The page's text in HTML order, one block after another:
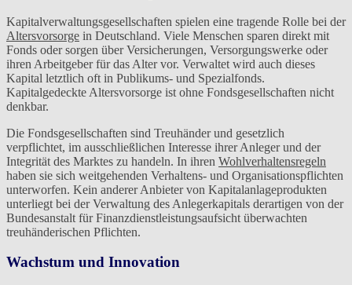
Kapitalverwaltungsgesellschaften spielen eine tragende Rolle bei der
Altersvorsorge in Deutschland. Viele Menschen sparen direkt mit
Fonds oder sorgen über Versicherungen, Versorgungswerke oder
ihren Arbeitgeber für das Alter vor. Verwaltet wird auch dieses
Kapital letztlich oft in Publikums- und Spezialfonds.
Kapitalgedeckte Altersvorsorge ist ohne Fondsgesellschaften nicht
denkbar.
Die Fondsgesellschaften sind Treuhänder und gesetzlich
verpflichtet, im ausschließlichen Interesse ihrer Anleger und der
Integrität des Marktes zu handeln. In ihren Wohlverhaltensregeln
haben sie sich weitgehenden Verhaltens- und Organisationspflichten
unterworfen. Kein anderer Anbieter von Kapitalanlageprodukten
unterliegt bei der Verwaltung des Anlegerkapitals derartigen von der
Bundesanstalt für Finanzdienstleistungsaufsicht überwachten
treuhänderischen Pflichten.
Wachstum und Innovation